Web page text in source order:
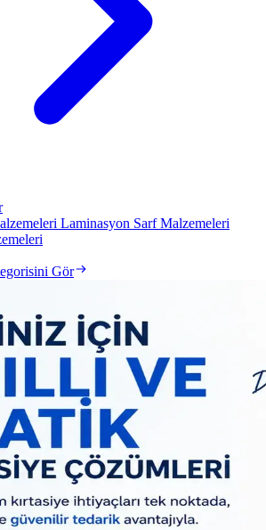
Laminasyon Sarf Malzemeleri
Gör